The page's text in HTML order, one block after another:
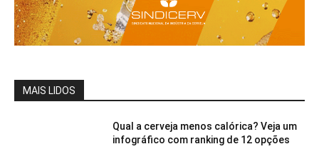
MAIS LIDOS
Qual a cerveja menos calórica? Veja um
infográfico com ranking de 12 opções